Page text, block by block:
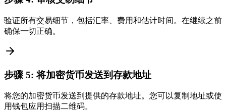
验证所有交易细节，包括汇率、费用和估计时间。在继续之前
确保一切正确。
步骤 5: 将加密货币发送到存款地址
将您的加密货币发送到提供的存款地址。您可以复制地址或使
用钱包应用扫描二维码。